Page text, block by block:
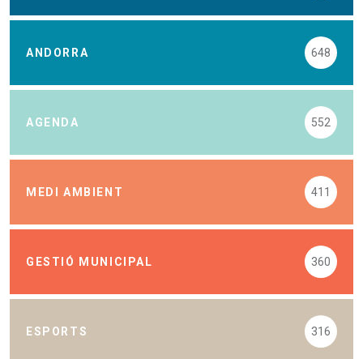
ANDORRA 648
AGENDA 552
MEDI AMBIENT 411
GESTIÓ MUNICIPAL 360
ESPORTS 316